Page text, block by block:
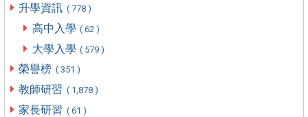
升學資訊 ( 778 )
高中入學 ( 62 )
大學入學 ( 579 )
榮譽榜 ( 351 )
教師研習 ( 1,878 )
家長研習 ( 61 )